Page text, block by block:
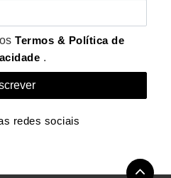
Termos & Política de
.
redes sociais